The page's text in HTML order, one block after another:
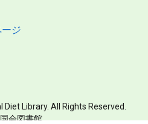
ジ
Library. All Rights Reserved.